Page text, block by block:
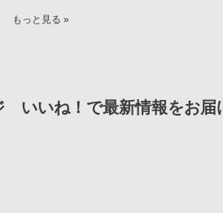
シンプルなシーリングファ